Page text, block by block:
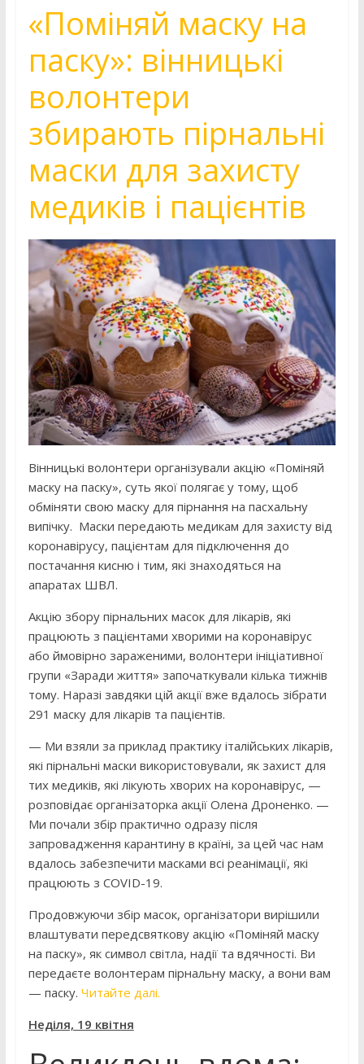
«Поміняй маску на
паску»: вінницькі
волонтери
збирають пірнальні
маски для захисту
медиків і пацієнтів
Вінницькі волонтери організували акцію «Поміняй
маску на паску», суть якої полягає у тому, щоб
обміняти свою маску для пірнання на пасхальну
випічку. Маски передають медикам для захисту від
коронавірусу, пацієнтам для підключення до
постачання кисню і тим, які знаходяться на
апаратах ШВЛ.
Акцію збору пірнальних масок для лікарів, які
працюють з пацієнтами хворими на коронавірус
або ймовірно зараженими, волонтери ініціативної
групи «Заради життя» започаткували кілька тижнів
тому. Наразі завдяки цій акції вже вдалось зібрати
291 маску для лікарів та пацієнтів.
— Ми взяли за приклад практику італійських лікарів,
які пірнальні маски використовували, як захист для
тих медиків, які лікують хворих на коронавірус, —
розповідає організаторка акції Олена Дроненко. —
Ми почали збір практично одразу після
запровадження карантину в країні, за цей час нам
вдалось забезпечити масками всі реанімації, які
працюють з COVID-19.
Продовжуючи збір масок, організатори вирішили
влаштувати передсвяткову акцію «Поміняй маску
на паску», як символ світла, надії та вдячності. Ви
передаєте волонтерам пірнальну маску, а вони вам
— паску. Читайте далі.
Неділя, 19 квітня